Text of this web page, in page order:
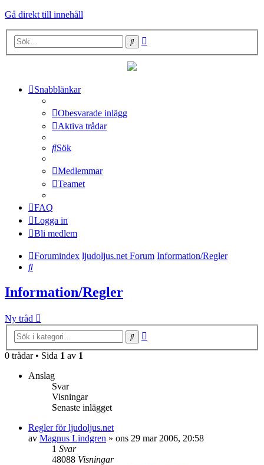
Gå direkt till innehåll
Sök
Snabblänkar
Obesvarade inlägg
Aktiva trådar
Sök
Medlemmar
Teamet
FAQ
Logga in
Bli medlem
Forumindex ljudoljus.net Forum Information/Regler
Sök
Information/Regler
Ny tråd
Sök
0 trådar • Sida 1 av 1
Anslag
Svar
Visningar
Senaste inlägget
Regler för ljudoljus.net
av Magnus Lindgren » ons 29 mar 2006, 20:58
1 Svar
48088 Visningar